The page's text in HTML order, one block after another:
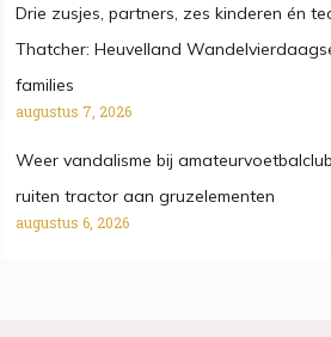
Drie zusjes, partners, zes kinderen én
Thatcher: Heuvelland
families
augustus 7, 2026
Weer vandalisme bij
ruiten tractor aan gruzelementen
augustus 6, 2026